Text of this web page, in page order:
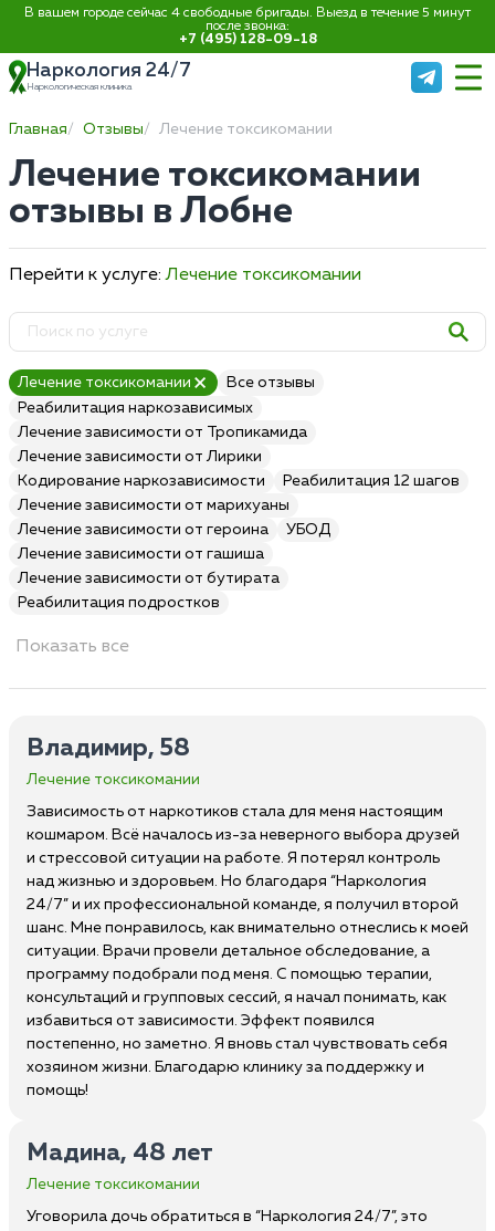
В вашем городе сейчас 4 свободные бригады. Выезд в течение 5 минут
после звонка:
+7 (495) 128-09-18
Наркология 24/7
Наркологическая клиника
Главная Отзывы Лечение токсикомании
Лечение токсикомании
отзывы в Лобне
Перейти к услуге:Лечение токсикомании
Лечение токсикомании
Все отзывы
Реабилитация наркозависимых
Лечение зависимости от Тропикамида
Лечение зависимости от Лирики
Кодирование наркозависимости
Реабилитация 12 шагов
Лечение зависимости от марихуаны
Лечение зависимости от героина
УБОД
Лечение зависимости от гашиша
Лечение зависимости от бутирата
Реабилитация подростков
Показать все
Владимир, 58
Лечение токсикомании
Зависимость от наркотиков стала для меня настоящим
кошмаром. Всё началось из-за неверного выбора друзей
и стрессовой ситуации на работе. Я потерял контроль
над жизнью и здоровьем. Но благодаря “Наркология
24/7” и их профессиональной команде, я получил второй
шанс. Мне понравилось, как внимательно отнеслись к моей
ситуации. Врачи провели детальное обследование, а
программу подобрали под меня. С помощью терапии,
консультаций и групповых сессий, я начал понимать, как
избавиться от зависимости. Эффект появился
постепенно, но заметно. Я вновь стал чувствовать себя
хозяином жизни. Благодарю клинику за поддержку и
помощь!
Мадина, 48 лет
Лечение токсикомании
Уговорила дочь обратиться в “Наркология 24/7”, это